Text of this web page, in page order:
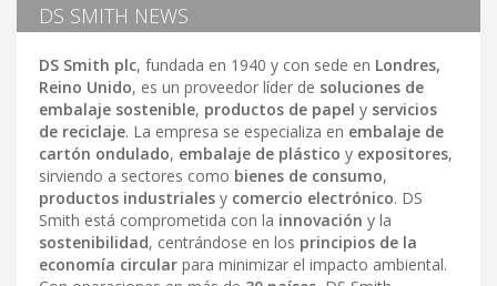
DS SMITH NEWS
DS Smith plc, fundada en 1940 y con sede en Londres,
Reino Unido, es un proveedor líder de soluciones de
embalaje sostenible, productos de papel y servicios
de reciclaje. La empresa se especializa en embalaje de
cartón ondulado, embalaje de plástico y expositores,
sirviendo a sectores como bienes de consumo,
productos industriales y comercio electrónico. DS
Smith está comprometida con la innovación y la
sostenibilidad, centrándose en los principios de la
economía circular para minimizar el impacto ambiental.